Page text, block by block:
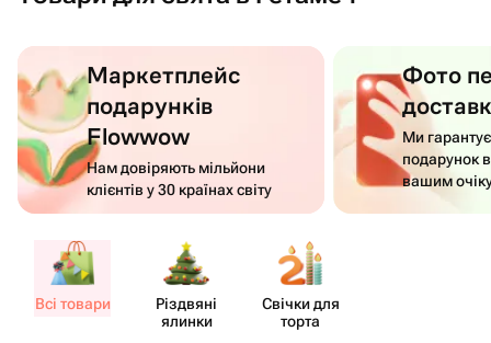
Маркетплейс
подарунків
Flowwow
Нам довіряють мільйони
клієнтів у 30 країнах світу
Фото
Ми
подарунок
вашим
Всі товари
Різдвяні
ялинки
Свічки для
торта